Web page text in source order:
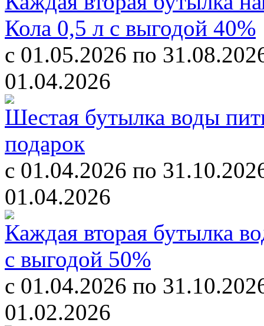
Кола 0,5 л с выгодой 40%
с 01.05.2026 по
01.04.2026
Шестая бутылка воды
подарок
с 01.04.2026 по
01.04.2026
Каждая вторая бутылка
с выгодой 50%
с 01.04.2026 по
01.02.2026